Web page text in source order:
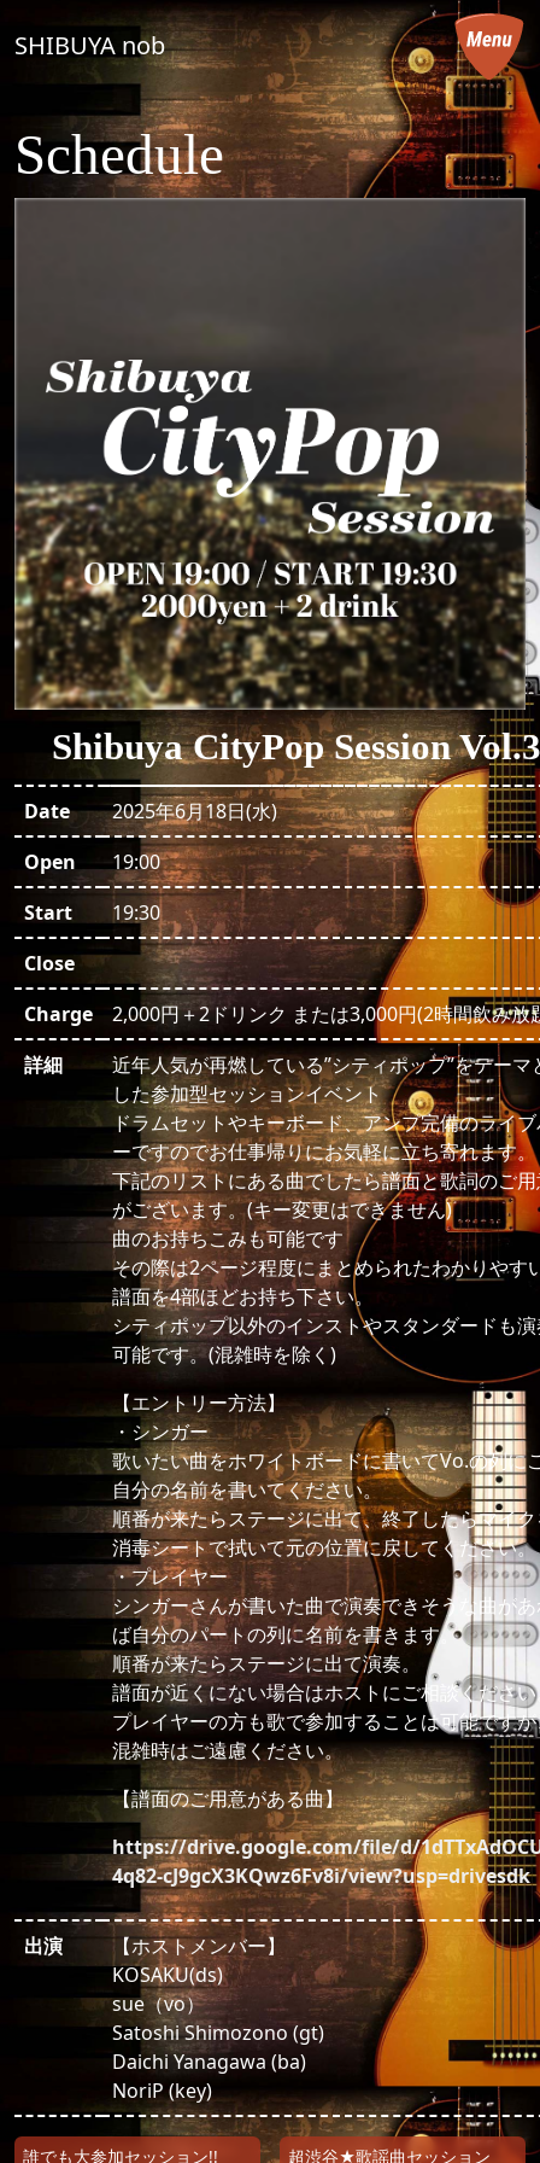
コンテンツへスキップ
メインナビゲーション
SHIBUYA nob
Schedule
Shibuya CityPop Session
Date
2025年6月18日(水)
Open
19:00
Start
19:30
Close
Charge
2,000円＋2ドリンク または3,000円(2時間飲み放
詳細
近年人気が再燃している”シティポップ”をテーマ
した参加型セッションイベント
ドラムセットやキーボード、アンプ完備のライ
ーですのでお仕事帰りにお気軽に立ち寄れます。
下記のリストにある曲でしたら譜面と歌詞のご
がございます。(キー変更はできません)
曲のお持ちこみも可能です
その際は2ページ程度にまとめられたわかりやす
譜面を4部ほどお持ち下さい。
シティポップ以外のインストやスタンダードも
可能です。(混雑時を除く)
【エントリー方法】
・シンガー
歌いたい曲をホワイトボードに書いてVo.の列に
自分の名前を書いてください。
順番が来たらステージに出て、終了したらマイ
消毒シートで拭いて元の位置に戻してください。
・プレイヤー
シンガーさんが書いた曲で演奏できそうな曲が
ば自分のパートの列に名前を書きます。
順番が来たらステージに出て演奏。
譜面が近くにない場合はホストにご相談くださ
プレイヤーの方も歌で参加することは可能です
混雑時はご遠慮ください。
【譜面のご用意がある曲】
https://drive.google.com/file/d/
4q82-cJ9gcX3KQwz6Fv8i/view?usp=drivesdk
出演
【ホストメンバー】
KOSAKU(ds)
sue（vo）
Satoshi Shimozono (gt)
Daichi Yanagawa (ba)
NoriP (key)
投稿ナビゲーション
誰でも大参加セッション!! 超渋谷★歌謡曲セッション